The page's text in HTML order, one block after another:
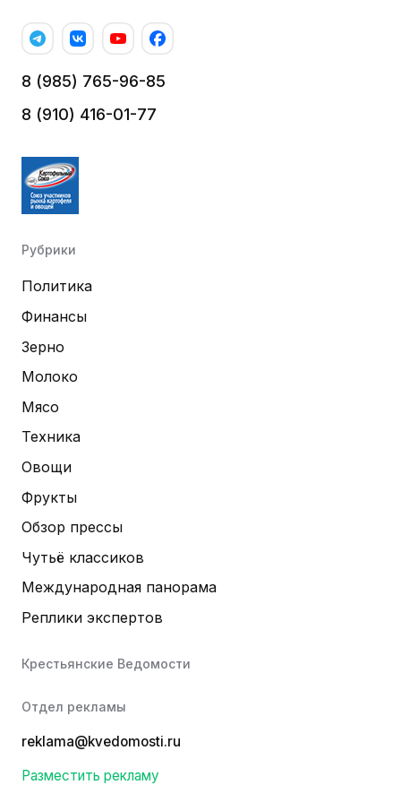
8 (985) 765-96-85
8 (910) 416-01-77
Рубрики
Политика
Финансы
Зерно
Молоко
Мясо
Техника
Овощи
Фрукты
Обзор прессы
Чутьё классиков
Международная панорама
Реплики экспертов
Крестьянские Ведомости
Отдел рекламы
reklama@kvedomosti.ru
Разместить рекламу